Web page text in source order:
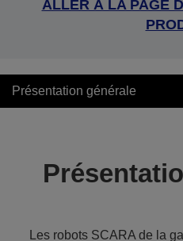
ALLER À LA PAGE
Présentation générale
Les robots SCARA de la